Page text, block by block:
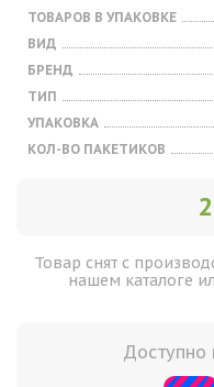
ТОВАРОВ В УПАКОВКЕ
ВИД
БРЕНД
ТИП
УПАКОВКА
КОЛ-ВО ПАКЕТИКОВ
Товар снят с
нашем каталоге
Доступно